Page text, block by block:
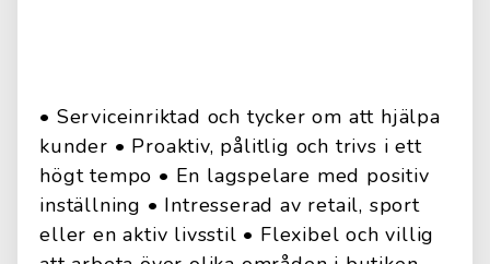
• Serviceinriktad och tycker om att hjälpa
kunder • Proaktiv, pålitlig och trivs i ett
högt tempo • En lagspelare med positiv
inställning • Intresserad av retail, sport
eller en aktiv livsstil • Flexibel och villig